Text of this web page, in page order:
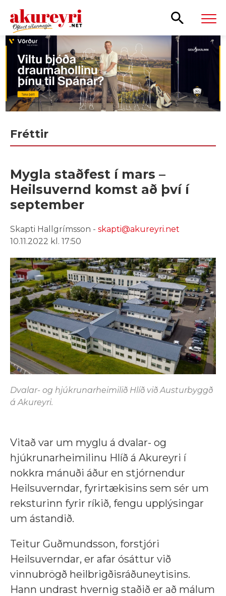
Leita
Fréttir
Mygla staðfest í mars –
Heilsuvernd komst að því í
september
Skapti Hallgrímsson - skapti@akureyri.net
10.11.2022 kl. 17:50
Dvalar- og hjúkrunarheimilið Hlíð við Austurbyggð
á Akureyri.
Vitað var um myglu á dvalar- og
hjúkrunarheimilinu Hlíð á Akureyri í
nokkra mánuði áður en stjórnendur
Heilsuverndar, fyrirtækisins sem sér um
reksturinn fyrir ríkið, fengu upplýsingar
um ástandið.
Teitur Guðmundsson, forstjóri
Heilsuverndar, er afar ósáttur við
vinnubrögð heilbrigðisráðuneytisins.
Hann undrast hvernig staðið er að málum